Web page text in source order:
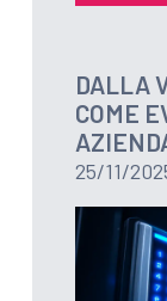
DALLA
COME
25/11/